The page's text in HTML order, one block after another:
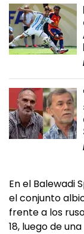
En el Balewadi
el conjunto
frente a los
18, luego de